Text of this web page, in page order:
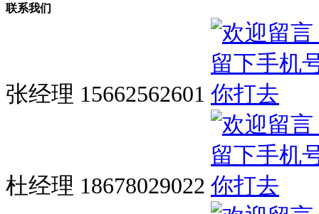
联系我们
张经理 15662562601
杜经理 18678029022